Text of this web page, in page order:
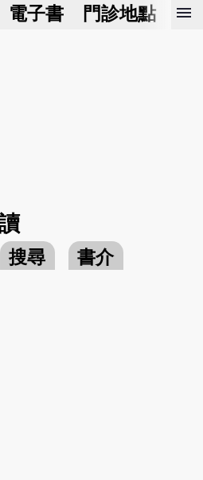
電子書 門診地點 預
menu
搜尋
書介